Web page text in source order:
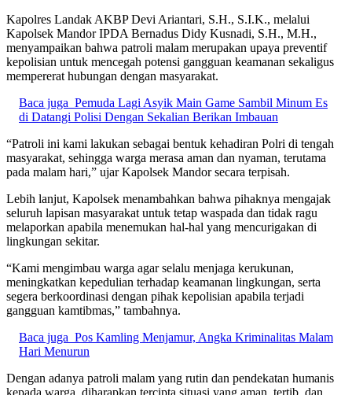
Kapolres Landak AKBP Devi Ariantari, S.H., S.I.K., melalui
Kapolsek Mandor IPDA Bernadus Didy Kusnadi, S.H., M.H.,
menyampaikan bahwa patroli malam merupakan upaya preventif
kepolisian untuk mencegah potensi gangguan keamanan sekaligus
mempererat hubungan dengan masyarakat.
Baca juga Pemuda Lagi Asyik Main Game Sambil Minum Es
di Datangi Polisi Dengan Sekalian Berikan Imbauan
“Patroli ini kami lakukan sebagai bentuk kehadiran Polri di tengah
masyarakat, sehingga warga merasa aman dan nyaman, terutama
pada malam hari,” ujar Kapolsek Mandor secara terpisah.
Lebih lanjut, Kapolsek menambahkan bahwa pihaknya mengajak
seluruh lapisan masyarakat untuk tetap waspada dan tidak ragu
melaporkan apabila menemukan hal-hal yang mencurigakan di
lingkungan sekitar.
“Kami mengimbau warga agar selalu menjaga kerukunan,
meningkatkan kepedulian terhadap keamanan lingkungan, serta
segera berkoordinasi dengan pihak kepolisian apabila terjadi
gangguan kamtibmas,” tambahnya.
Baca juga Pos Kamling Menjamur, Angka Kriminalitas Malam
Hari Menurun
Dengan adanya patroli malam yang rutin dan pendekatan humanis
kepada warga, diharapkan tercipta situasi yang aman, tertib, dan